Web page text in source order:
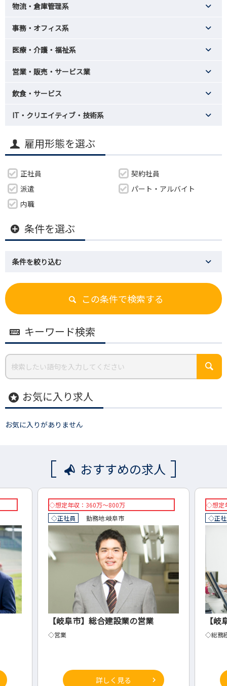
物流・倉庫管理系
事務・オフィス系
医療・介護・福祉系
営業・販売・サービス業
飲食・サービス
IT・クリエイティブ・技術系
雇用形態を選ぶ
正社員
契約社員
派遣
パート・アルバイト
内職
条件を選ぶ
条件を絞り込む
この条件で検索する
キーワード検索
stars お気に入り求人
お気に入りがありません
おすすめの求人
◇想定年収：360万～800万
◇正社員
勤務地:岐阜市
【岐阜市】総合建設業の営業
◇営業
詳しく見る
◇想定
◇正
【
◇総務